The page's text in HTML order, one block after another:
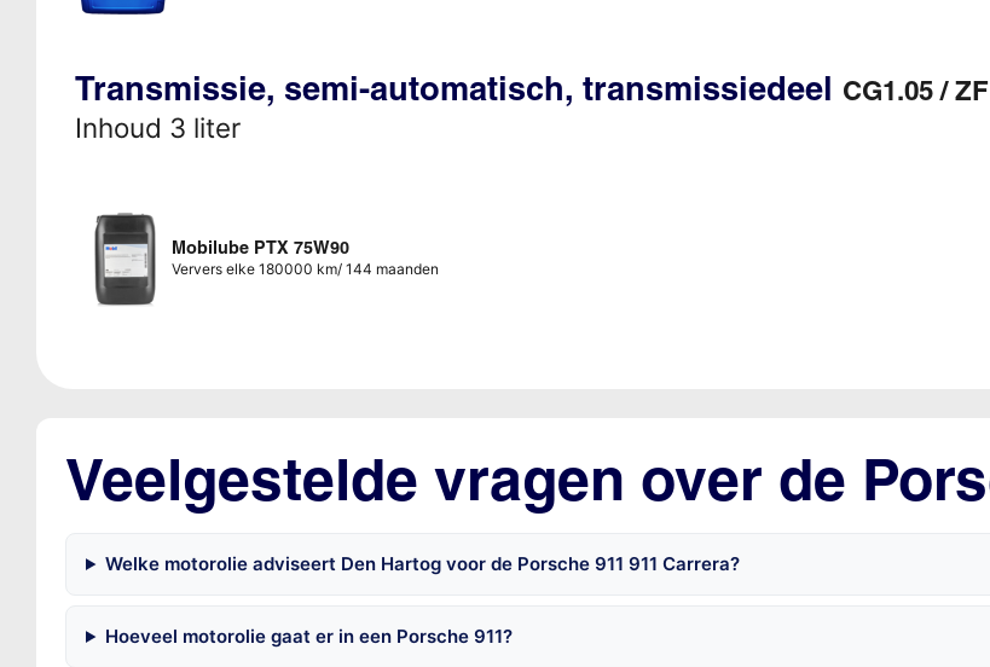
Transmissie, semi-automatisch, transmissiedeel CG1.05 /
Inhoud 3 liter
Mobilube PTX 75W90
Ververs elke 180000 km/ 144 maanden
Veelgestelde vragen over de
Welke motorolie adviseert Den Hartog voor de Porsche 911 911 Carrera?
Hoeveel motorolie gaat er in een Porsche 911?